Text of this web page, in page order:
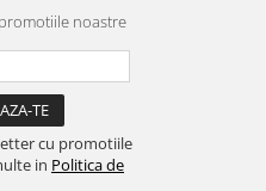
noastre
cu promotiile
in Politica de